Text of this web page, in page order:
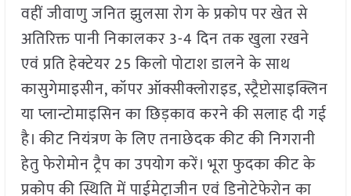
वहीं जीवाणु जनित झुलसा रोग के प्रकोप पर खेत से
अतिरिक्त पानी निकालकर 3-4 दिन तक खुला रखने
एवं प्रति हेक्टेयर 25 किलो पोटाश डालने के साथ
कासुगेमाइसीन, कॉपर ऑक्सीक्लोराइड, स्ट्रैप्टोसाइक्लिन
या प्लान्टोमाइसिन का छिड़काव करने की सलाह दी गई
है। कीट नियंत्रण के लिए तनाछेदक कीट की निगरानी
हेतु फेरोमोन ट्रैप का उपयोग करें। भूरा फुदका कीट के
प्रकोप की स्थिति में पाईमेट्राजीन एवं डिनोटेफेरोन का